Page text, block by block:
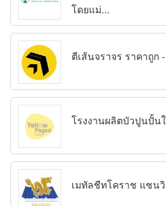
โดยแม่...
ตีเส้นจราจร ราคาถูก
โรงงานผลิตบัวปูนปั้น
เมทัลชีทโคราช แซน